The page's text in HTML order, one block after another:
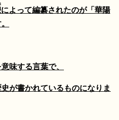
によって編纂されたのが「華陽
味する言葉で、
が書かれているものになりま